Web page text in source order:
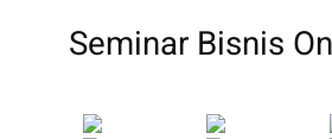
Seminar Bisnis